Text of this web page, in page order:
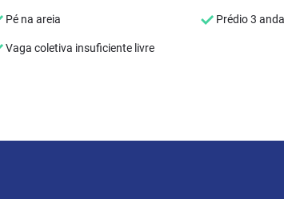
Pé na areia Prédio 3
Vaga coletiva insuficiente livre